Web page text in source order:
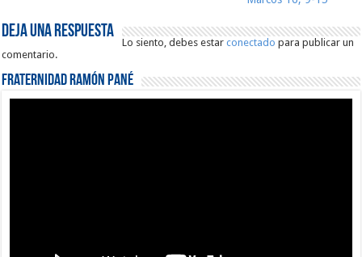
Deja una respuesta
Lo siento, debes estarconectado para publicar un
comentario.
Fraternidad Ramón Pané